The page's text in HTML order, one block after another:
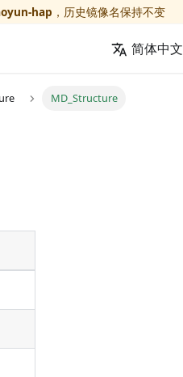
hap ，历史镜像名保持不变
简体中文
MD_Structure